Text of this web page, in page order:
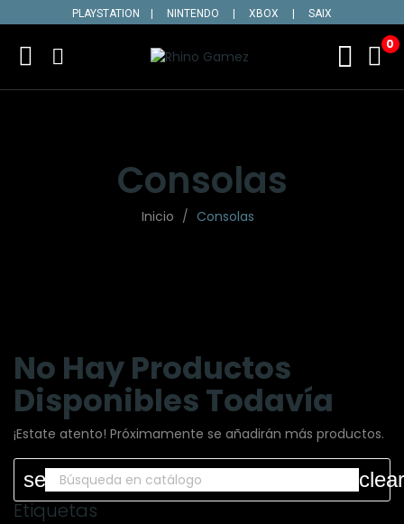
PLAYSTATION NINTENDO XBOX SAIX
0
Consolas
Inicio Consolas
Etiquetas
No Hay Productos
Disponibles Todavía
¡Estate atento! Próximamente se añadirán más productos.
search clear